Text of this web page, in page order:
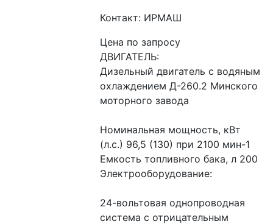
Контакт: ИРМАШ
Цена по запросу
ДВИГАТЕЛЬ:
Дизельный двигатель с водяным
охлаждением Д-260.2 Минского
моторного завода
Номинальная мощность, кВт
(л.с.) 96,5 (130) при 2100 мин-1
Емкость топливного бака, л 200
Электрооборудование:
24-вольтовая однопроводная
система с отрицательным